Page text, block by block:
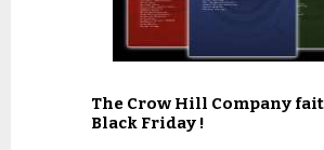
The Crow Hill Company
Black Friday !